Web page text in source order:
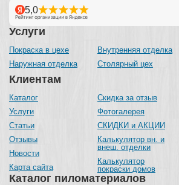
Каталог пиломатериалов
Услуги
Покраска в цехе
Наружная отделка
Внутренняя отделка
Столярный цех
Клиентам
Каталог
Услуги
Статьи
Отзывы
Новости
Карта сайта
Скидка за отзыв
Фотогалерея
СКИДКИ и АКЦИИ
Калькулятор вн. и
внеш. отделки
Калькулятор
покраски домов